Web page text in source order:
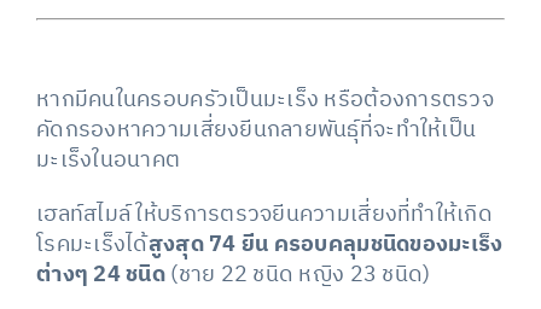
หากมีคนในครอบครัวเป็นมะเร็ง หรือต้องการตรวจ
คัดกรองหาความเสี่ยงยีนกลายพันธุ์ที่จะทำให้เป็น
มะเร็งในอนาคต
เฮลท์สไมล์ ให้บริการตรวจยีนความเสี่ยงที่ทำให้เกิด
โรคมะเร็งได้สูงสุด 74 ยีน ครอบคลุมชนิดของมะเร็ง
ต่างๆ 24 ชนิด(ชาย 22 ชนิด หญิง 23 ชนิด)